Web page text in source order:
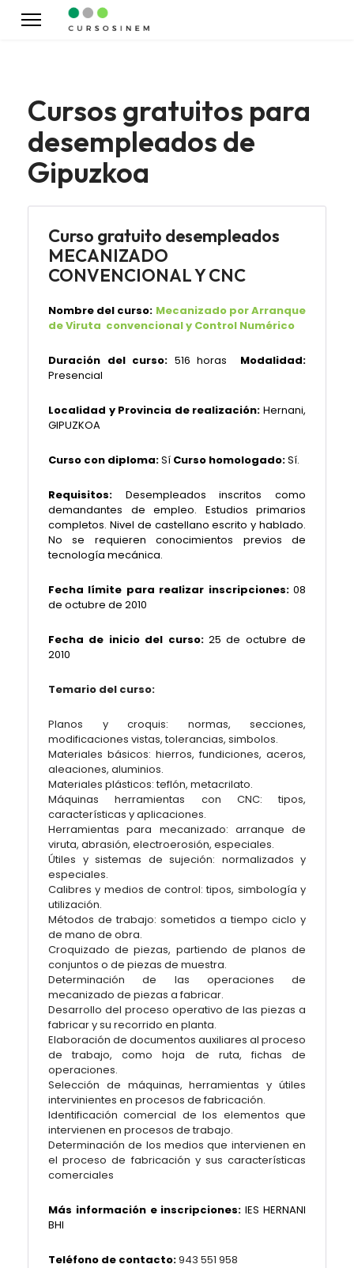
Cursos gratuitos para
desempleados de
Gipuzkoa
Curso gratuito desempleados
MECANIZADO
CONVENCIONAL Y CNC
Nombre del curso: Mecanizado por Arranque
de Viruta convencional y Control Numérico
Duración del curso: 516 horas Modalidad:
Presencial
Localidad y Provincia de realización: Hernani,
GIPUZKOA
Curso con diploma:Sí Curso homologado:Sí.
Requisitos: Desempleados inscritos como
demandantes de empleo. Estudios primarios
completos. Nivel de castellano escrito y hablado.
No se requieren conocimientos previos de
tecnología mecánica.
Fecha límite para realizar inscripciones:08
de octubre de 2010
Fecha de inicio del curso: 25 de octubre de
2010
Temario del curso:
Planos y croquis: normas, secciones,
modificaciones vistas, tolerancias, simbolos.
Materiales básicos: hierros, fundiciones, aceros,
aleaciones, aluminios.
Materiales plásticos: teflón, metacrilato.
Máquinas herramientas con CNC: tipos,
características y aplicaciones.
Herramientas para mecanizado: arranque de
viruta, abrasión, electroerosión, especiales.
Útiles y sistemas de sujeción: normalizados y
especiales.
Calibres y medios de control: tipos, simbología y
utilización.
Métodos de trabajo: sometidos a tiempo ciclo y
de mano de obra.
Croquizado de piezas, partiendo de planos de
conjuntos o de piezas de muestra.
Determinación de las operaciones de
mecanizado de piezas a fabricar.
Desarrollo del proceso operativo de las piezas a
fabricar y su recorrido en planta.
Elaboración de documentos auxiliares al proceso
de trabajo, como hoja de ruta, fichas de
operaciones.
Selección de máquinas, herramientas y útiles
intervinientes en procesos de fabricación.
Identificación comercial de los elementos que
intervienen en procesos de trabajo.
Determinación de los medios que intervienen en
el proceso de fabricación y sus características
comerciales
Más información e inscripciones: IES HERNANI
BHI
Teléfono de contacto:943 551 958